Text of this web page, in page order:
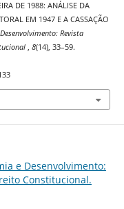
DE 1988: ANÁLISE DA
EM 1947 E A CASSAÇÃO
Revista
, 8(14), 33–59.
e Desenvolvimento:
Constitucional.